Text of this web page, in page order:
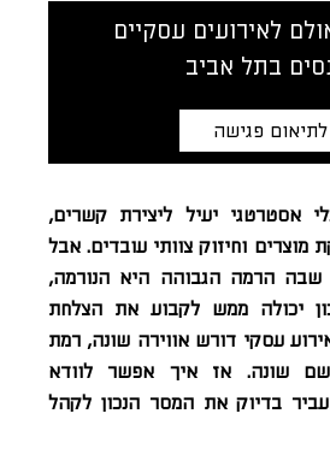
לאירועים עסקיים
בתל אביב
לתיאום פגישה
אסטרטגי יעיל ליצירת קשרים,
וחיזוק צוותי עובדים. אבל
שבה הרמה הגבוהה היא הנורמה,
יכולה ממש לקבוע את הצלחת
עסקי דורש אווירה שונה, רמת
שונה. אז איך אפשר לוודא
בדיוק את המסר הנכון לקהל